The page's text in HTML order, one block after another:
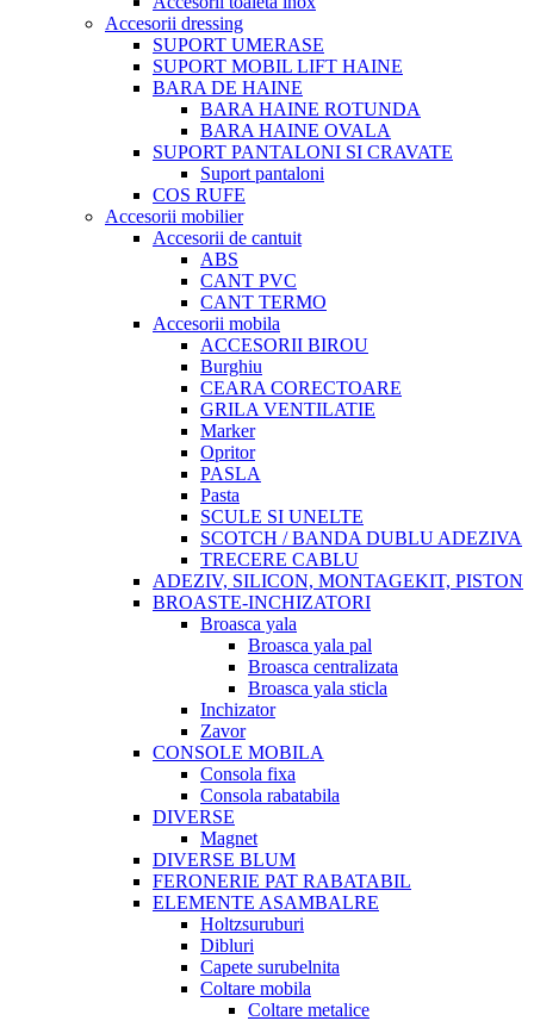
Accesorii dressing
SUPORT UMERASE
SUPORT MOBIL LIFT HAINE
BARA DE HAINE
BARA HAINE ROTUNDA
BARA HAINE OVALA
SUPORT PANTALONI SI CRAVATE
Suport pantaloni
COS RUFE
Accesorii mobilier
Accesorii de cantuit
ABS
CANT PVC
CANT TERMO
Accesorii mobila
ACCESORII BIROU
Burghiu
CEARA CORECTOARE
GRILA VENTILATIE
Marker
Opritor
PASLA
Pasta
SCULE SI UNELTE
SCOTCH / BANDA DUBLU ADEZIVA
TRECERE CABLU
ADEZIV, SILICON, MONTAGEKIT, PISTON
BROASTE-INCHIZATORI
Broasca yala
Broasca yala pal
Broasca centralizata
Broasca yala sticla
Inchizator
Zavor
CONSOLE MOBILA
Consola fixa
Consola rabatabila
DIVERSE
Magnet
DIVERSE BLUM
FERONERIE PAT RABATABIL
ELEMENTE ASAMBALRE
Holtzsuruburi
Dibluri
Capete surubelnita
Coltare mobila
Coltare metalice